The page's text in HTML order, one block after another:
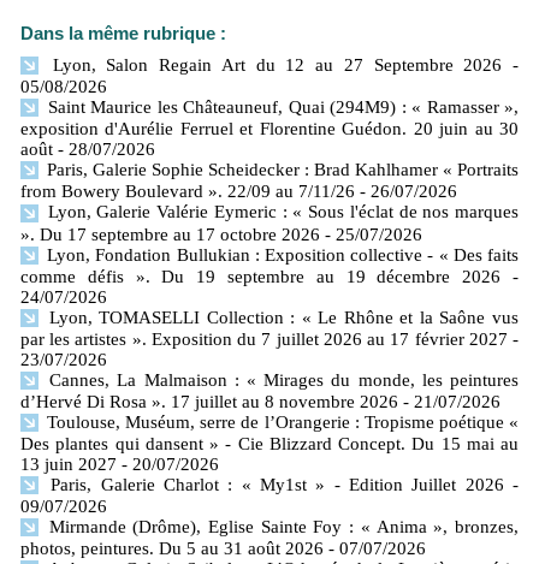
Dans la même rubrique :
Lyon, Salon Regain Art du 12 au 27 Septembre 2026
-
05/08/2026
Saint Maurice les Châteauneuf, Quai (294M9) : « Ramasser »,
exposition d'Aurélie Ferruel et Florentine Guédon. 20 juin au 30
août - 28/07/2026
Paris, Galerie Sophie Scheidecker : Brad Kahlhamer « Portraits
from Bowery Boulevard ». 22/09 au 7/11/26 - 26/07/2026
Lyon, Galerie Valérie Eymeric : « Sous l'éclat de nos marques
». Du 17 septembre au 17 octobre 2026 - 25/07/2026
Lyon, Fondation Bullukian : Exposition collective - « Des faits
comme défis ». Du 19 septembre au 19 décembre 2026
-
24/07/2026
Lyon, TOMASELLI Collection : « Le Rhône et la Saône vus
par les artistes ». Exposition du 7 juillet 2026 au 17 février 2027 -
23/07/2026
Cannes, La Malmaison : « Mirages du monde, les peintures
d’Hervé Di Rosa ». 17 juillet au 8 novembre 2026 - 21/07/2026
Toulouse, Muséum, serre de l’Orangerie : Tropisme poétique «
Des plantes qui dansent » - Cie Blizzard Concept. Du 15 mai au
13 juin 2027 - 20/07/2026
Paris, Galerie Charlot : « My1st » - Edition Juillet 2026 -
09/07/2026
Mirmande (Drôme), Eglise Sainte Foy : « Anima », bronzes,
photos, peintures. Du 5 au 31 août 2026 - 07/07/2026